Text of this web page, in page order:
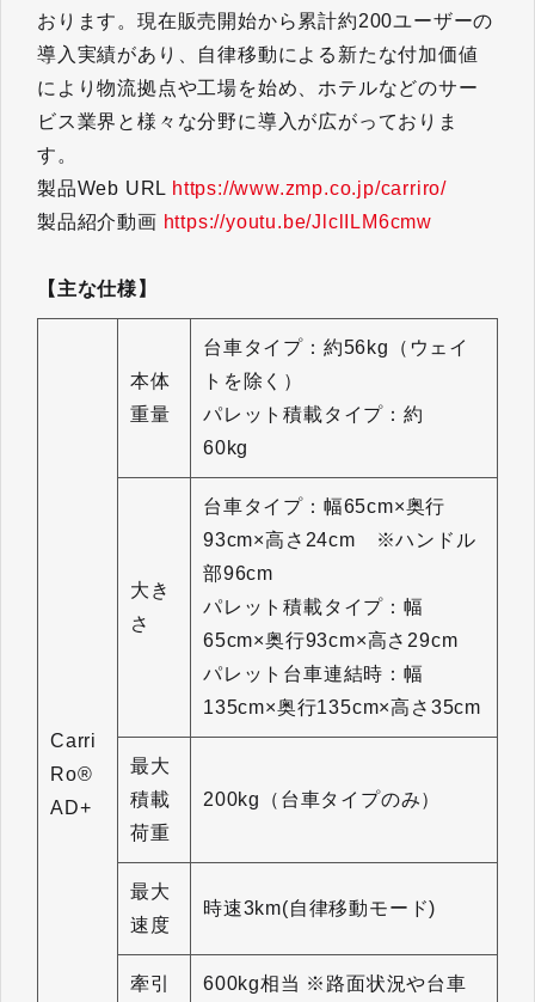
おります。現在販売開始から累計約200ユーザーの
導入実績があり、自律移動による新たな付加価値
により物流拠点や工場を始め、ホテルなどのサー
ビス業界と様々な分野に導入が広がっておりま
す。
製品Web URL https://www.zmp.co.jp/carriro/
製品紹介動画 https://youtu.be/JlclILM6cmw
【主な仕様】
Carri
Ro®
AD+
本体
重量
台車タイプ：約56kg（ウェイ
トを除く）
パレット積載タイプ：約
60kg
大き
さ
台車タイプ：幅65cm×奥行
93cm×高さ24cm ※ハンドル
部96cm
パレット積載タイプ：幅
65cm×奥行93cm×高さ29cm
パレット台車連結時：幅
135cm×奥行135cm×高さ35cm
最大
積載
荷重
200kg（台車タイプのみ）
最大
速度
時速3km(自律移動モード)
牽引 600kg相当 ※路面状況や台車